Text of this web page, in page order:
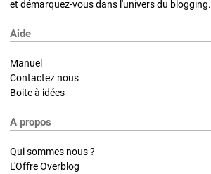
et démarquez-vous dans l'univers du blogging.
Aide
Manuel
Contactez nous
Boite à idées
A propos
Qui sommes nous ?
L'Offre Overblog